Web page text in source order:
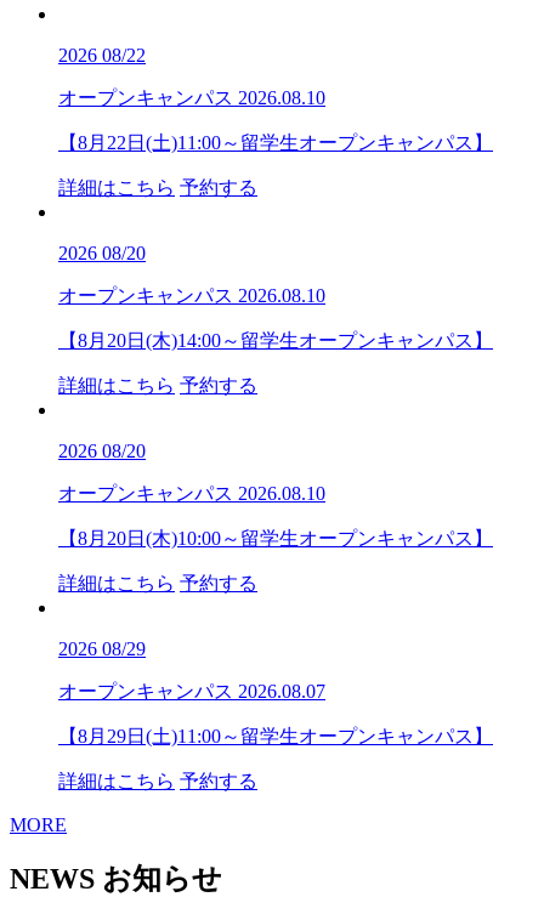
2026 08/22
オープンキャンパス 2026.08.10
【8月22日(土)11:00～留学生オープンキャンパス】
詳細はこちら 予約する
2026 08/20
オープンキャンパス 2026.08.10
【8月20日(木)14:00～留学生オープンキャンパス】
詳細はこちら 予約する
2026 08/20
オープンキャンパス 2026.08.10
【8月20日(木)10:00～留学生オープンキャンパス】
詳細はこちら 予約する
2026 08/29
オープンキャンパス 2026.08.07
【8月29日(土)11:00～留学生オープンキャンパス】
詳細はこちら 予約する
MORE
NEWS お知らせ